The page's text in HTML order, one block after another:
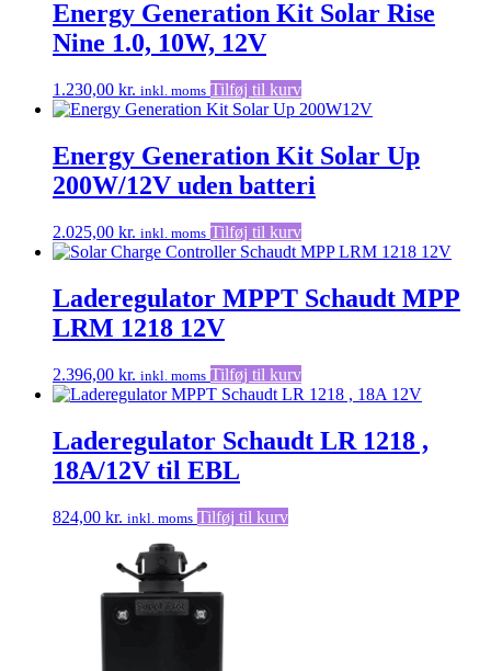
Energy Generation Kit Solar Rise
Nine 1.0, 10W, 12V
1.230,00 kr. inkl. moms Tilføj til kurv
Energy Generation Kit Solar Up
200W/12V uden batteri
2.025,00 kr. inkl. moms Tilføj til kurv
Laderegulator MPPT Schaudt MPP
LRM 1218 12V
2.396,00 kr. inkl. moms Tilføj til kurv
Laderegulator Schaudt LR 1218 ,
18A/12V til EBL
824,00 kr. inkl. moms Tilføj til kurv